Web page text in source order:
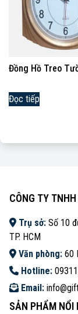
Đồng Hồ Treo
Đọc tiếp
CÔNG TY
Trụ sở: Số 10
TP. HCM
Văn phòng: 60
Hotline:
Email:
SẢN PHẨM NỔI